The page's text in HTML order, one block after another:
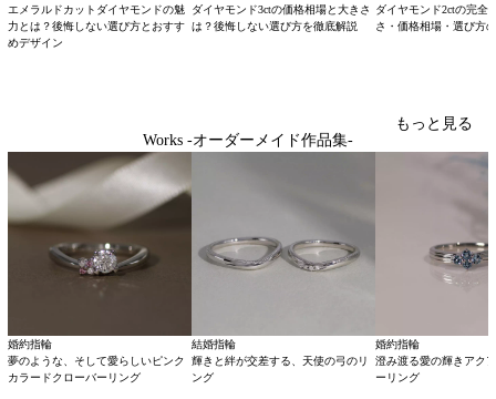
エメラルドカットダイヤモンドの魅
力とは？後悔しない選び方とおすす
めデザイン
ダイヤモンド3ctの価格相場と大きさ
は？後悔しない選び方を徹底解説
ダイヤモンド2ctの完全
さ・価格相場・選び方
Works -オーダーメイド作品集-
もっと見る
婚約指輪
夢のような、そして愛らしいピンク
カラードクローバーリング
結婚指輪
輝きと絆が交差する、天使の弓のリ
ング
婚約指輪
澄み渡る愛の輝きアク
ーリング